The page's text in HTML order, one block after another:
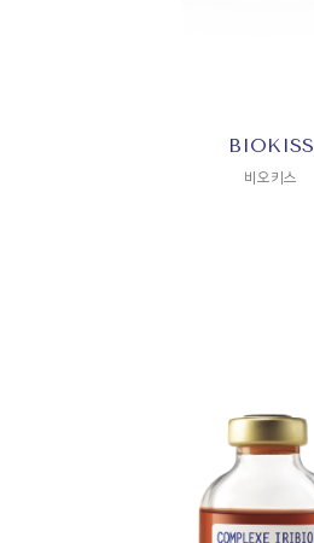
BIOKISS
비오키스